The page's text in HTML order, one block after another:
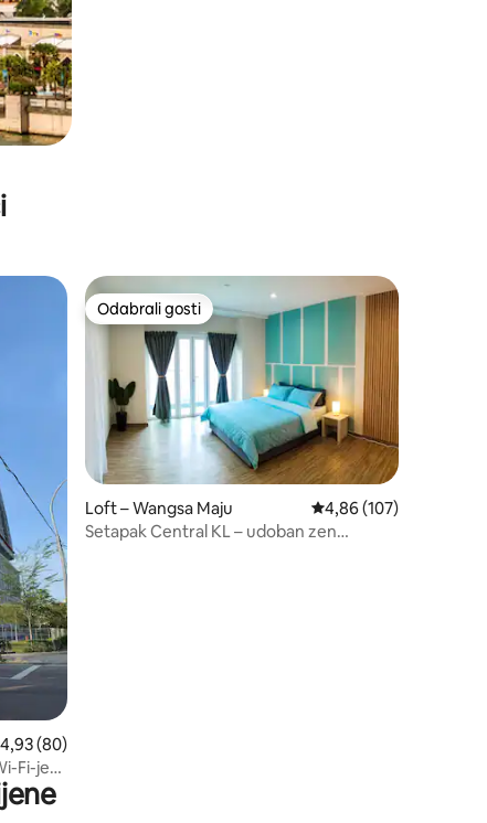
ocjena: 4,93/5, recenzija: 80
4,93 (80)
Fi-jem
Odabrali gosti
Odabrali gosti
Loft – Wangsa Maju Prosječna ocjena:
4,86 (107)
Setapak Central KL – udoban zen